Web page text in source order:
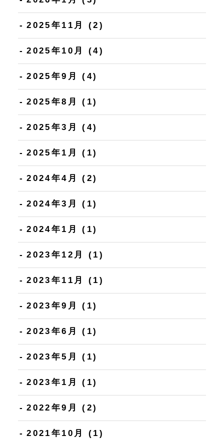
2025年11月 (2)
2025年10月 (4)
2025年9月 (4)
2025年8月 (1)
2025年3月 (4)
2025年1月 (1)
2024年4月 (2)
2024年3月 (1)
2024年1月 (1)
2023年12月 (1)
2023年11月 (1)
2023年9月 (1)
2023年6月 (1)
2023年5月 (1)
2023年1月 (1)
2022年9月 (2)
2021年10月 (1)